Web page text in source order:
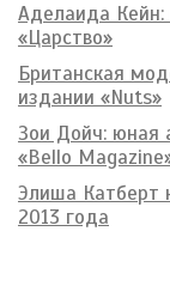
Аделаида
«Царство»
Британская
издании «Nuts»
Зои Дойч: юная
«Bello
Элиша Катберт
2013 года